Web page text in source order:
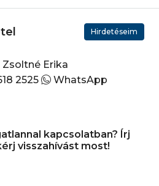
Hirdetéseim
Zsoltné Erika
2525
WhatsApp
kapcsolatban? Írj
visszahívást most!